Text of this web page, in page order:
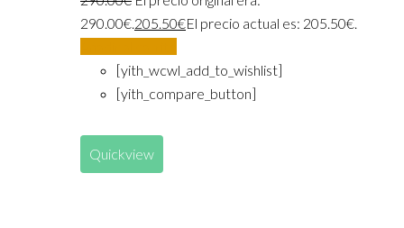
290.00€.205.50€El precio actual es: 205.50€.
[yith_wcwl_add_to_wishlist]
[yith_compare_button]
Quickview